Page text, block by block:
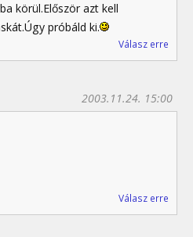
körül.Először azt kell
próbáld ki.
Válasz erre
2003.11.24. 15:00
Válasz erre